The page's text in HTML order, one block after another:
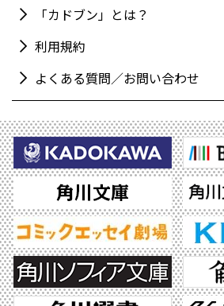
「カドブン」とは？
利用規約
よくある質問／お問い合わせ